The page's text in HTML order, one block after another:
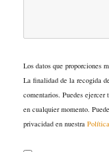
Los datos que proporciones
La finalidad de la recogida
comentarios. Puedes
en cualquier momento.
privacidad en nuestra